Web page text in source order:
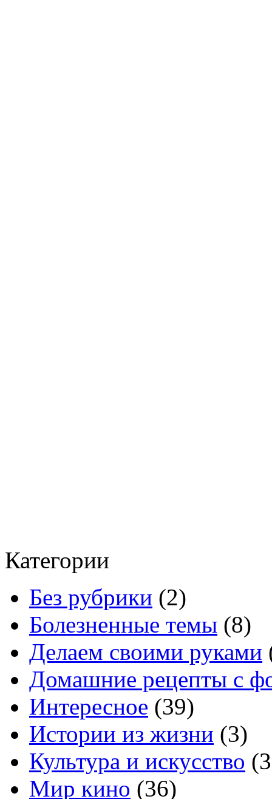
Категории
Без рубрики (2)
Болезненные темы (8)
Делаем своими руками
Домашние рецепты с
Интересное (39)
Истории из жизни (3)
Культура и искусство
Мир кино (36)